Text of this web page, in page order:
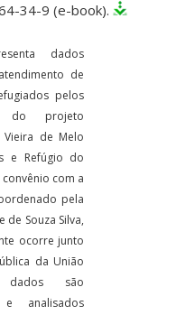
34-9 (e-book).
dados
de
pelos
do projeto
Vieira de Melo
e Refúgio do
convênio com a
pela
de Souza Silva,
ocorre junto
da União
são
e analisados